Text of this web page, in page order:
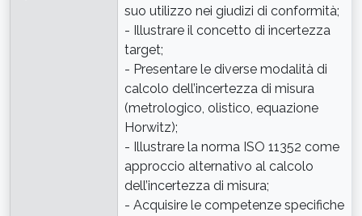
suo utilizzo nei giudizi di conformità;
- Illustrare il concetto di incertezza
target;
- Presentare le diverse modalità di
calcolo dell’incertezza di misura
(metrologico, olistico, equazione
Horwitz);
- Illustrare la norma ISO 11352 come
approccio alternativo al calcolo
dell’incertezza di misura;
- Acquisire le competenze specifiche